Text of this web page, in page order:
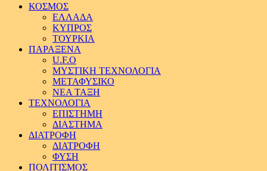
ΚΟΣΜΟΣ
ΕΛΛΑΔΑ
ΚΥΠΡΟΣ
ΤΟΥΡΚΙΑ
ΠΑΡΑΞΕΝΑ
U.F.O
ΜΥΣΤΙΚΗ ΤΕΧΝΟΛΟΓΙΑ
ΜΕΤΑΦΥΣΙΚΟ
ΝΕΑ ΤΑΞΗ
ΤΕΧΝΟΛΟΓΙΑ
ΕΠΙΣΤΗΜΗ
ΔΙΑΣΤΗΜΑ
ΔΙΑΤΡΟΦΗ
ΔΙΑΤΡΟΦΗ
ΦΥΣΗ
ΠΟΛΙΤΙΣΜΟΣ